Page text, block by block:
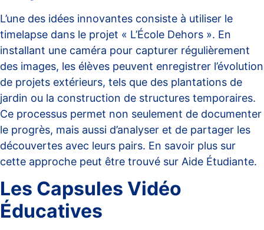
L’une des idées innovantes consiste à utiliser le
timelapse dans le projet « L’École Dehors ». En
installant une caméra pour capturer régulièrement
des images, les élèves peuvent enregistrer l’évolution
de projets extérieurs, tels que des plantations de
jardin ou la construction de structures temporaires.
Ce processus permet non seulement de documenter
le progrès, mais aussi d’analyser et de partager les
découvertes avec leurs pairs. En savoir plus sur
cette approche peut être trouvé sur Aide Étudiante.
Les Capsules Vidéo
Éducatives